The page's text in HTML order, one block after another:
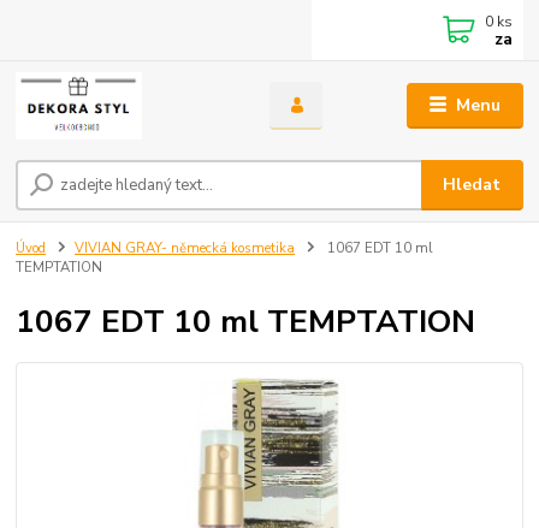
Menu
Hledat
0 ks
za
Úvod VIVIAN GRAY- německá kosmetika
1067 EDT 10 ml
TEMPTATION
1067 EDT 10 ml TEMPTATION